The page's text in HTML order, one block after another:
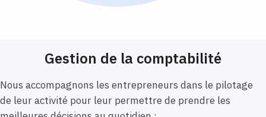
Gestion de la comptabilité
Nous accompagnons les entrepreneurs dans le pilotage
de leur activité pour leur permettre de prendre les